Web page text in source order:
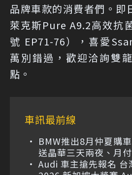
品牌車款的消費者們。即
萊克斯Pure A9.2高效抗
號 EP71-76），喜愛
萬別錯過，歡迎洽詢雙
點。
車訊最前線
BMW推出8月仲夏購
送晶華三天兩夜、月
Audi 車主搶先報名 台